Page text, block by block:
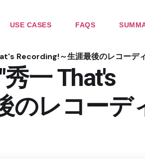
USE CASES FAQS
Recording!～生涯最後のレコーデ
秀一 That's
のレコーデ